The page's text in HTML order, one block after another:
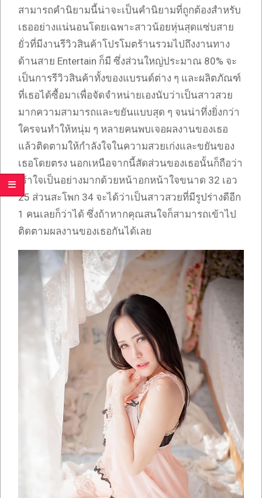
สามารถคำนิยามนี้น่าจะเป็นคำนิยามที่ถูกต้องสำหรับ
เธออย่างแน่นอนโดยเฉพาะสาวน้อยหุ่นสุดแซ่บสาย
ยั่วที่มีงานรีวิวสินค้าโปรโมตร้านรวมไปถึงงานทาง
ด้านสาย Entertain ก็มี ซึ่งส่วนใหญ่ประมาณ 80% จะ
เป็นการรีวิวสินค้าทั้งของแบรนด์ต่าง ๆ และผลิตภัณฑ์
ที่เธอได้ซื้อมาเพื่อจัดจำหน่ายเองนับว่าเป็นสาวสวย
มากความสามารถและขยันแบบสุด ๆ จนน่าทึ่งยิ่งกว่า
ใครจนทำให้หนุ่ม ๆ หลายคนพบเจอผลงานของเธอ
แล้วติดตามให้กำลังใจในความสวยเก่งและขยันของ
เธอโดยตรง นอกเหนือจากนี้สัดส่วนของเธอนั้นก็ถือว่า
เร้าใจเป็นอย่างมากด้วยหน้าอกหน้าใจขนาด 32 เอว
25 ส่วนสะโพก 34 จะได้ว่าเป็นสาวสวยที่มีรูปร่างดีอีก
1 คนเลยก็ว่าได้ ซึ่งถ้าหากคุณสนใจก็สามารถเข้าไป
ติดตามผลงานของเธอกันได้เลย